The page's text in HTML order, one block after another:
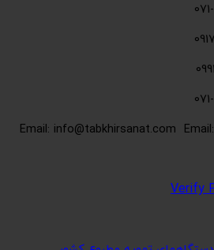
Email: info@tabkhirsanat.com